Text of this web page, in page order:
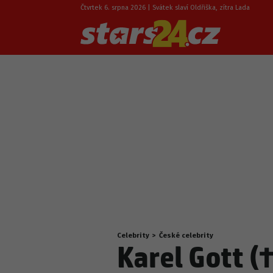
Čtvrtek 6. srpna 2026 | Svátek slaví Oldřiška, zítra Lada
Nacházíte
se
zde:
Celebrity > České celebrity
Karel Gott